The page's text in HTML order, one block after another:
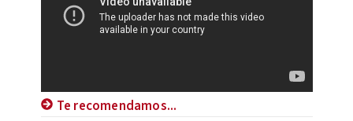
Te recomendamos...